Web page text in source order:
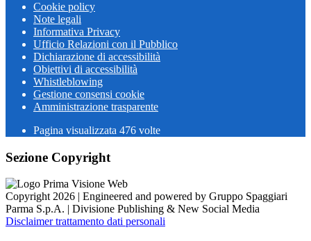
Cookie policy
Note legali
Informativa Privacy
Ufficio Relazioni con il Pubblico
Dichiarazione di accessibilità
Obiettivi di accessibilità
Whistleblowing
Gestione consensi cookie
Amministrazione trasparente
Pagina visualizzata 476 volte
Sezione Copyright
Copyright 2026 | Engineered and powered by Gruppo Spaggiari
Parma S.p.A. | Divisione Publishing & New Social Media
Disclaimer trattamento dati personali